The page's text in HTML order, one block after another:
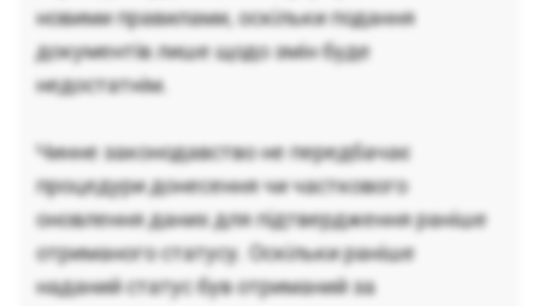
новими правилами, оскільки подання
документів лише щодо змін буде
недостатнім.
Чинне законодавство не передбачає
процедури донесення чи часткового
оновлення даних для підтвердження раніше
отриманого статусу. Оскільки раніше
наданий статус був отриманий за